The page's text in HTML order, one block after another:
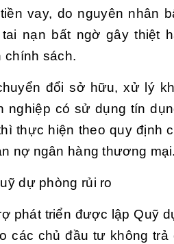
vay, do nguyên nhân
nạn bất ngờ gây thiệt
chính sách.
đổi sở hữu, xử lý
nghiệp có sử dụng tín
thực hiện theo quy định
nợ ngân hàng thương
dự phòng rủi ro
phát triển được lập Quỹ
các chủ đầu tư không